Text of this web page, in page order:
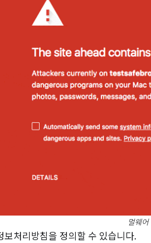
멀웨
보처리방침을 정의할 수 있습니다.